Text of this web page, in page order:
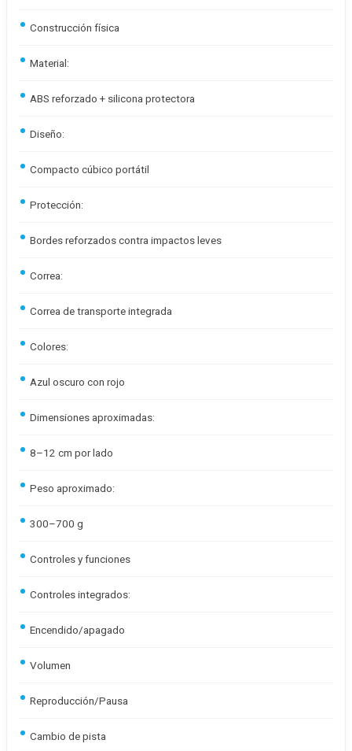
Construcción física
Material:
ABS reforzado + silicona protectora
Diseño:
Compacto cúbico portátil
Protección:
Bordes reforzados contra impactos leves
Correa:
Correa de transporte integrada
Colores:
Azul oscuro con rojo
Dimensiones aproximadas:
8–12 cm por lado
Peso aproximado:
300–700 g
Controles y funciones
Controles integrados:
Encendido/apagado
Volumen
Reproducción/Pausa
Cambio de pista